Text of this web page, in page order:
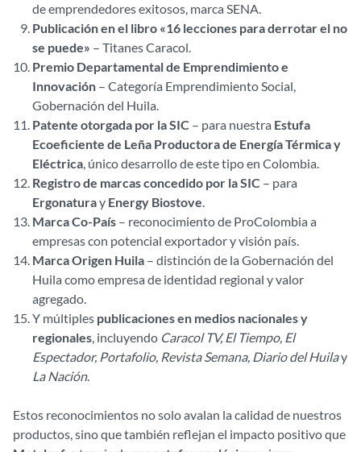
de emprendedores exitosos, marca SENA.
Publicación en el libro «16 lecciones para derrotar el no
se puede» – Titanes Caracol.
Premio Departamental de Emprendimiento e
Innovación – Categoría Emprendimiento Social,
Gobernación del Huila.
Patente otorgada por la SIC – para nuestra Estufa
Ecoeficiente de Leña Productora de Energía Térmica y
Eléctrica, único desarrollo de este tipo en Colombia.
Registro de marcas concedido por la SIC – para
Ergonaturay Energy Biostove.
Marca Co-País – reconocimiento de ProColombia a
empresas con potencial exportador y visión país.
Marca Origen Huila – distinción de la Gobernación del
Huila como empresa de identidad regional y valor
agregado.
Y múltiples publicaciones en medios nacionales y
regionales, incluyendo Caracol TV, El Tiempo, El
Espectador, Portafolio, Revista Semana, Diario del Huilay
La Nación.
Estos reconocimientos no solo avalan la calidad de nuestros
productos, sino que también reflejan el impacto positivo que